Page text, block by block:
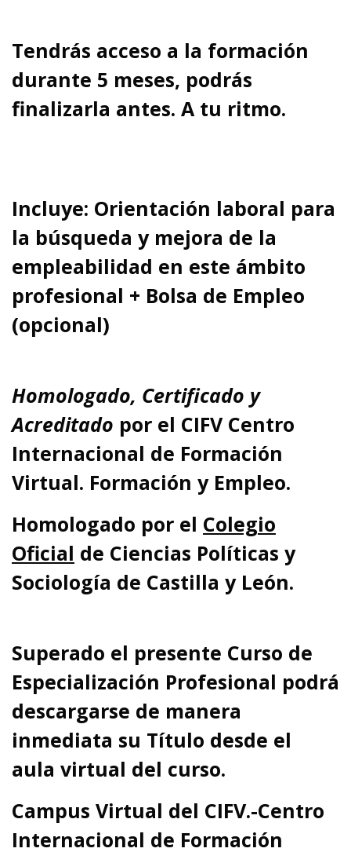
Tendrás acceso a la formación
durante 5 meses, podrás
finalizarla antes. A tu ritmo.
Incluye: Orientación laboral para
la búsqueda y mejora de la
empleabilidad en este ámbito
profesional + Bolsa de Empleo
(opcional)
Homologado, Certificado y
Acreditado por el CIFV Centro
Internacional de Formación
Virtual. Formación y Empleo.
Homologado por el Colegio
Oficial de Ciencias Políticas y
Sociología de Castilla y León.
Superado el presente Curso de
Especialización Profesional podrá
descargarse de manera
inmediata su Título desde el
aula virtual del curso.
Campus Virtual del CIFV.-Centro
Internacional de Formación